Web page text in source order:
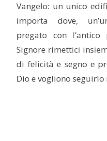
Vangelo: un unico
importa dove,
pregato con l’antico
Signore rimettici
di felicità e segno e
Dio e vogliono